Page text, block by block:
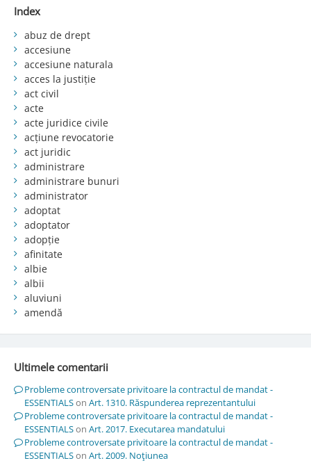
Index
abuz de drept
accesiune
accesiune naturala
acces la justiție
act civil
acte
acte juridice civile
acțiune revocatorie
act juridic
administrare
administrare bunuri
administrator
adoptat
adoptator
adopție
afinitate
albie
albii
aluviuni
amendă
Ultimele comentarii
Probleme controversate privitoare la contractul de mandat -
ESSENTIALSon Art. 1310. Răspunderea reprezentantului
Probleme controversate privitoare la contractul de mandat -
ESSENTIALSon Art. 2017. Executarea mandatului
Probleme controversate privitoare la contractul de mandat -
ESSENTIALSon Art. 2009. Noţiunea